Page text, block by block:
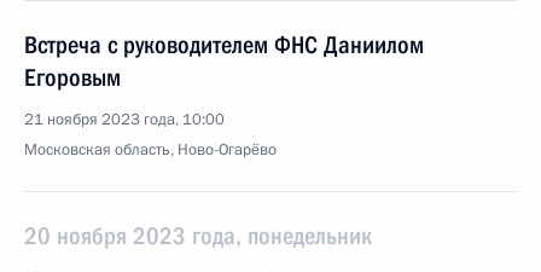
Встреча с руководителем ФНС Даниилом
Егоровым
21 ноября 2023 года, 10:00
Московская область, Ново-Огарёво
20 ноября 2023 года, понедельник